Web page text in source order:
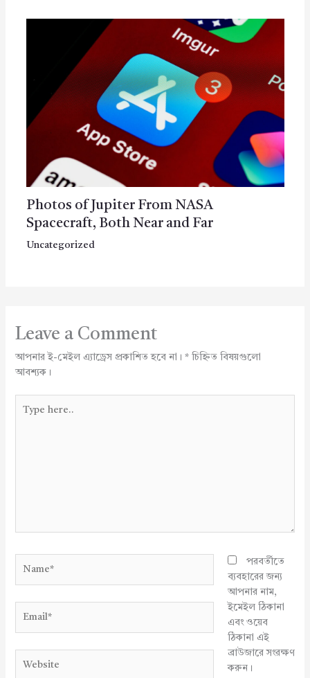
Photos of Jupiter From NASA
Spacecraft, Both Near and Far
Uncategorized
Leave a Comment
আপনার ই-মেইল এ্যাড্রেস প্রকাশিত হবে না। *চিহ্নিত বিষয়গুলো
আবশ্যক।
here..
পরবর্তীতে
ব্যবহারের জন্য
আপনার নাম,
ইমেইল ঠিকানা
এবং ওয়েব
ঠিকানা এই
ব্রাউজারে সংরক্ষণ
করুন।